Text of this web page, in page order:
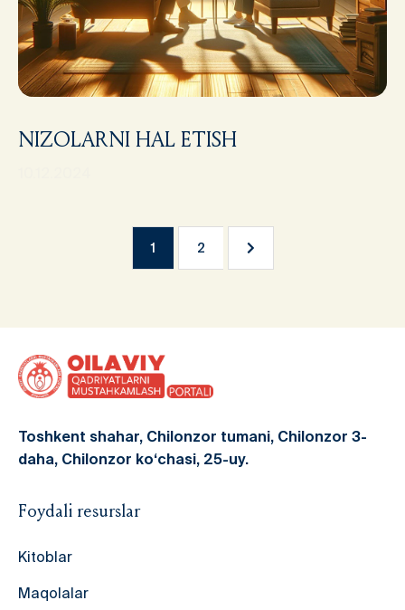
NIZOLARNI HAL ETISH
1 2
Toshkent shahar, Chilonzor tumani, Chilonzor 3-
daha, Chilonzor ko‘chasi, 25-uy.
Foydali resurslar
Kitoblar
Maqolalar